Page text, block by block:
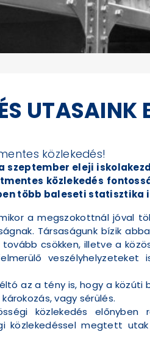
UTASAINK
közlekedés!
eleji
közlekedés
több baleseti
a megszokottnál jóval
Társaságunk bízik
csökken, illetve a
az a tény is, hogy a
vagy sérülés.
közlekedés előnyben
közlekedéssel megtett